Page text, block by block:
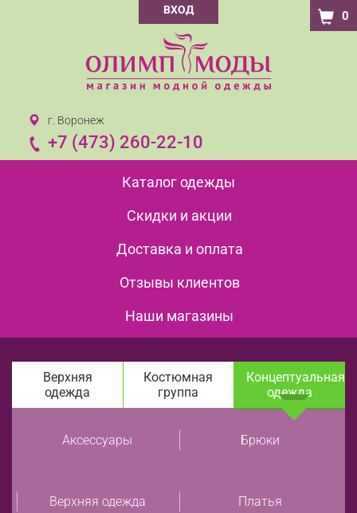
ВХОД 0
г. Воронеж
+7 (473) 260-22-10
Каталог одежды
Скидки и акции
Доставка и оплата
Отзывы клиентов
Наши магазины
Верхняя
одежда
Костюмная
группа
Концептуальная
одежда
Аксессуары Брюки
Верхняя одежда Платья